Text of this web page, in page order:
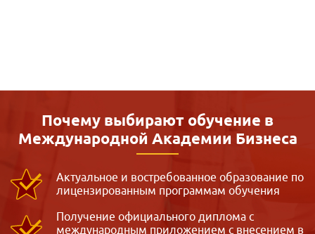
Почему выбирают обучение в
Международной Академии Бизнеса
Актуальное и востребованное образование по
лицензированным программам обучения
Получение официального диплома с
международным приложением с внесением в